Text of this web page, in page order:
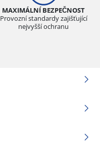
MAXIMÁLNÍ BEZPEČNOST
Provozní standardy zajišťující
nejvyšší ochranu